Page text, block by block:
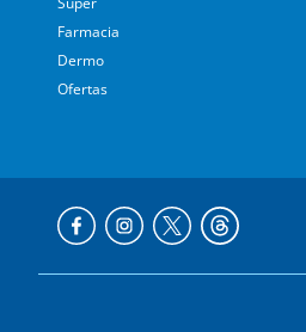
Farmacia
Dermo
Ofertas